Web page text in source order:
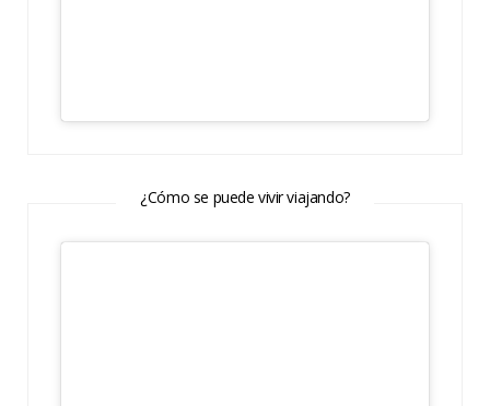
¿Cómo se puede vivir viajando?